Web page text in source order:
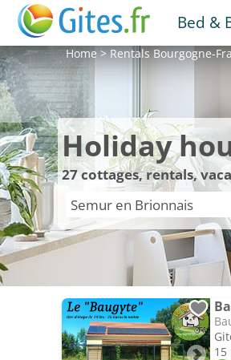
Bed &
Home>RentalsBourgogne-
Holiday
27cottages, rentals,
15